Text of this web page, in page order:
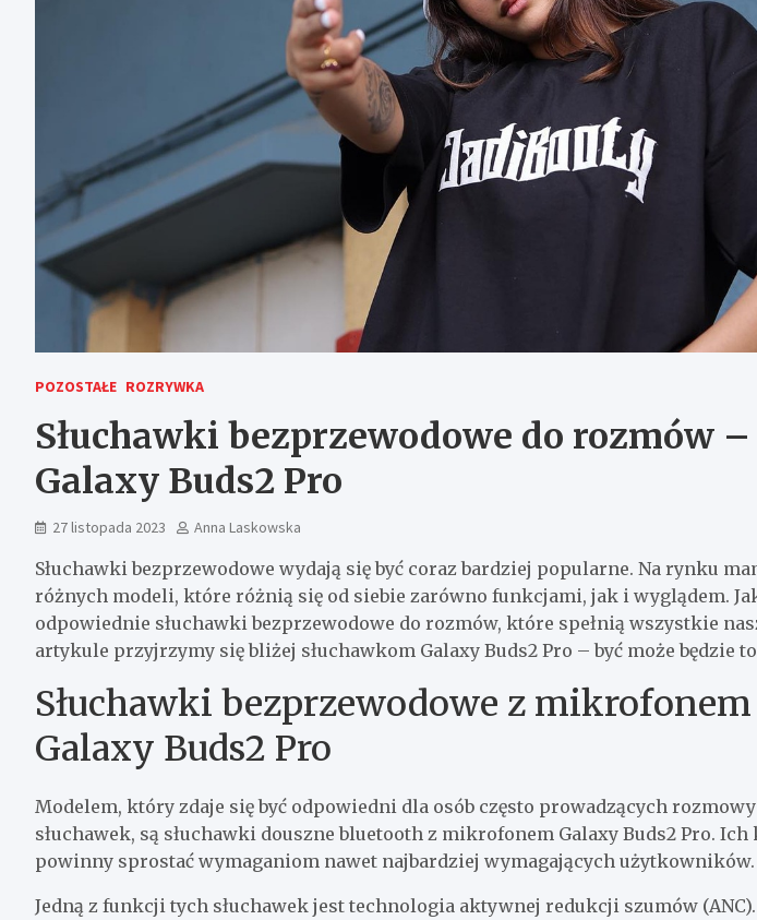
POZOSTAŁE ROZRYWKA
Słuchawki bezprzewodowe do rozmów
Galaxy Buds2 Pro
27 listopada 2023 Anna Laskowska
Słuchawki bezprzewodowe wydają się być coraz bardziej popularne. Na rynku
różnych modeli, które różnią się od siebie zarówno funkcjami, jak i wyglądem.
odpowiednie słuchawki bezprzewodowe do rozmów, które spełnią wszystkie
artykule przyjrzymy się bliżej słuchawkom Galaxy Buds2 Pro – być może będzie
Słuchawki bezprzewodowe z
Galaxy Buds2 Pro
Modelem, który zdaje się być odpowiedni dla osób często prowadzących
słuchawek, są słuchawki douszne bluetooth z mikrofonem Galaxy Buds2 Pro.
powinny sprostać wymaganiom nawet najbardziej wymagających użytkowników.
Jedną z funkcji tych słuchawek jest technologia aktywnej redukcji szumów (ANC).